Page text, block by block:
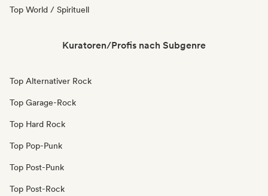
Top World / Spirituell
Kuratoren/Profis nach Subgenre
Top Alternativer Rock
Top Garage-Rock
Top Hard Rock
Top Pop-Punk
Top Post-Punk
Top Post-Rock